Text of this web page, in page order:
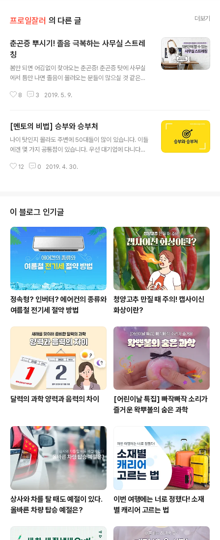
프로일잘러 의 다른 글 더보기
춘곤증 뿌시기! 졸음 극복하는 사무실 스트레
칭
봄만 되면 어김없이 찾아오는 춘곤증! 춘곤증 탓에 사무실
에서 틈만 나면 졸음이 몰려오는 분들이 많으실 것 같은데
컬렛이나 쿠키로 졸음을 깨우는 건 잠깐이지만 옆구리에
잠깐 쉬는 시간을 이용해 할 수 있는 스트레칭법을 알려드
릴게요. 졸음도 떨쳐낼 수 있고 살도 뺄 수 있대요. (소근~)
● 콕콕 쑤시는 허리와 등 대표적인 직장인 증후군 중 하나,
고 있는 증상인데 추간판이 돌출되어 요통 및 신경 증상을
8 3 2019. 5. 9.
[멘토의 비법] 승부와 승부처
나이 탓인지 몰라도 주변에 50대들이 많이 있습니다. 이들
에겐 몇 가지 공통점이 있습니다. 우선 대기업에 다니다가
인간성이 아주 좋습니다. 조금 깊이 들여다보면 그들에겐
상입니다. 간단히 말씀드려서 회사를 다닐 때 '출구전략'을
생각하지 못한 것입니다. 남의 일 같지만 참 암담한 일이 아
닐 수 없습니다. 이들을 보면서 예전 즐겨 봤던 드라마 가
생각났습니다. 이 드라마는 극중 대사가 시청자의 맘을 파
고 들어 크게 인기를 끌었습니다. 그 중 한 장면을 소개합니
다. 남자 주인공과 여..
12 0 2019. 4. 30.
이 블로그 인기글
정속형? 인버터? 에어컨의 종류와
여름철 전기세 절약 방법
청양고추 만질 때 주의! 캡사이신
화상이란?
달력의 과학 양력과 음력의 차이
[어린이날 특집] 빠작빠작 소리가
즐거운 왁뿌볼의 숨은 과학
상사와 차를 탈 때도 예절이 있다.
올바른 차량 탑승 예절은?
이번 여행에는 너로 정했다! 소재
별 캐리어 고르는 법